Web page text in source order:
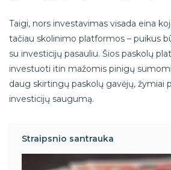
Taigi, nors investavimas visada eina
tačiau skolinimo platformos – puikus
su investicijų pasauliu. Šios paskolų
investuoti itin mažomis pinigų
daug skirtingų paskolų gavėjų, žymiai
investicijų saugumą.
Straipsnio santrauka